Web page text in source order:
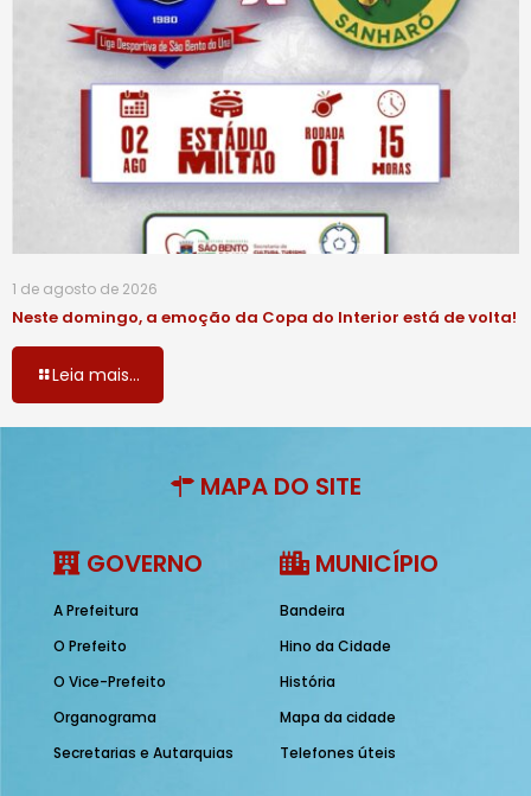
1 de agosto de 2026
Neste domingo, a emoção da Copa do Interior está de volta!
Leia mais...
MAPA DO SITE
GOVERNO
A Prefeitura
O Prefeito
O Vice-Prefeito
Organograma
Secretarias e Autarquias
MUNICÍPIO
Bandeira
Hino da Cidade
História
Mapa da cidade
Telefones úteis